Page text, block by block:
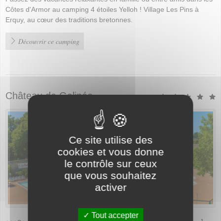
Côtes d'Armor au camping 4 étoiles Yelloh ! Village Les Pins à
Erquy, au cœur des traditions bretonnes.
Découvrir ce camping
Château de Galinée
Ce site utilise des
cookies et vous donne
le contrôle sur ceux
que vous souhaitez
activer
Tout accepter